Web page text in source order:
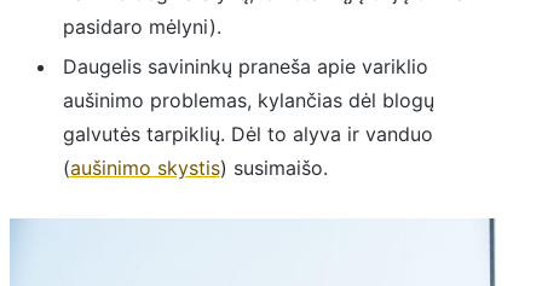
pasidaro mėlyni).
Daugelis savininkų praneša apie variklio
aušinimo problemas, kylančias dėl blogų
galvutės tarpiklių. Dėl to alyva ir vanduo
(aušinimo skystis) susimaišo.